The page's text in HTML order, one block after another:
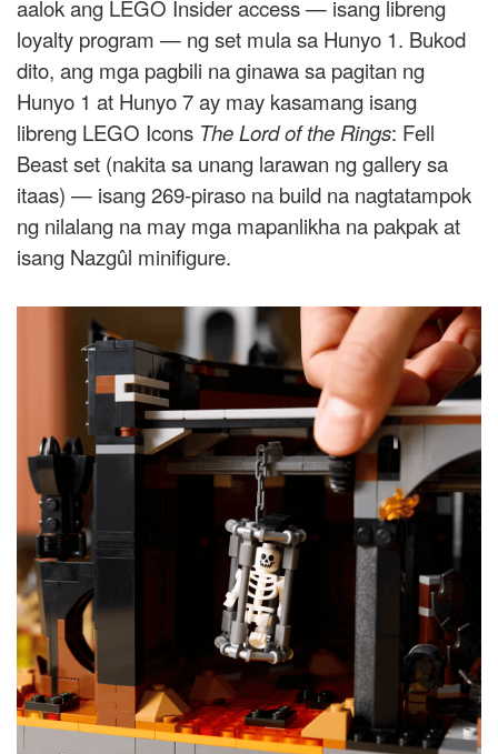
aalok ang LEGO Insider access — isang libreng
loyalty program — ng set mula sa Hunyo 1. Bukod
dito, ang mga pagbili na ginawa sa pagitan ng
Hunyo 1 at Hunyo 7 ay may kasamang isang
libreng LEGO Icons The Lord of the Rings: Fell
Beast set (nakita sa unang larawan ng gallery sa
itaas) — isang 269-piraso na build na nagtatampok
ng nilalang na may mga mapanlikha na pakpak at
isang Nazgûl minifigure.